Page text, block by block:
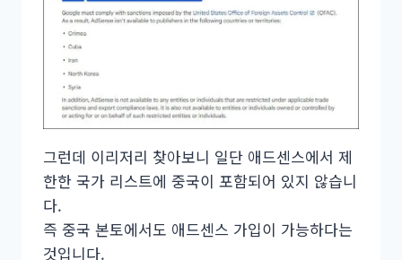
그런데 이리저리 찾아보니 일단 애드센스에서 제
한한 국가 리스트에 중국이 포함되어 있지 않습니
다.
즉 중국 본토에서도 애드센스 가입이 가능하다는
것입니다.